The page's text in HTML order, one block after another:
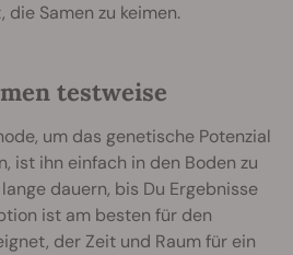
die Samen zu keimen.
testweise
um das genetische Potenzial
ist ihn einfach in den Boden zu
dauern, bis Du Ergebnisse
ist am besten für den
der Zeit und Raum für ein